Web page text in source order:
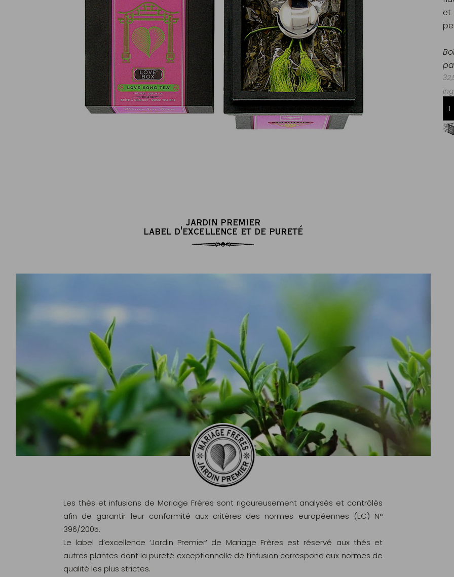
Livraison offerte dès 60€ d'achats
et
JARDIN PREMIER
LABEL D'EXCELLENCE ET DE PURETÉ
Les thés et infusions de Mariage Frères sont rigoureusement analysés et contrôlés
afin de garantir leur conformité aux critères des normes européennes (EC) N°
396/2005.
Le label d’excellence ‘Jardin Premier’ de Mariage Frères est réservé aux thés et
autres plantes dont la pureté exceptionnelle de l’infusion correspond aux normes de
qualité les plus strictes.